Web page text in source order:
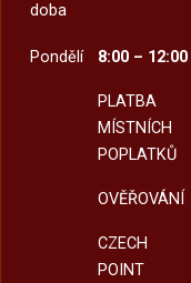
doba
Pondělí 8:00 – 12:00
PLATBA
MÍSTNÍCH
POPLATKŮ
OVĚŘOVÁNÍ
CZECH
POINT